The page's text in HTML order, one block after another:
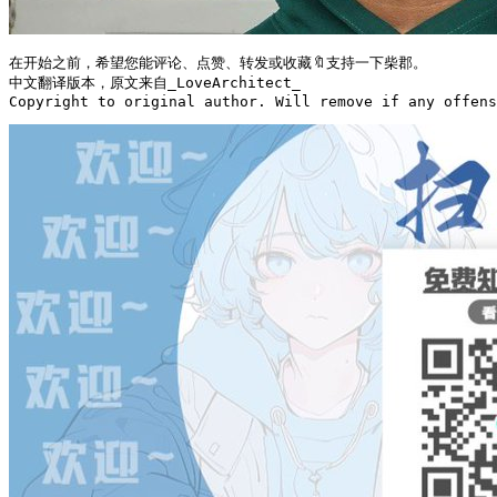
在开始之前，希望您能评论、点赞、转发或收藏🔖支持一下柴郡。
中文翻译版本，原文来自_LoveArchitect_
Copyright to original author. Will remove if any